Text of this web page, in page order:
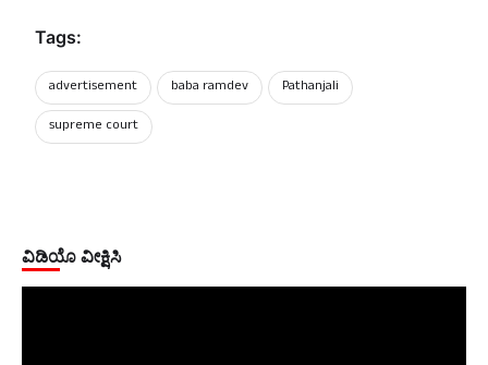
Tags:
advertisement baba ramdev
Pathanjali
supreme court
ವಿಡಿಯೊ ವೀಕ್ಷಿಸಿ